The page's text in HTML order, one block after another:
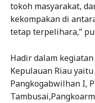
tokoh masyarakat,
kekompakan di
tetap terpelihara,”
Hadir dalam
Kepulauan Riau
⁠Pangkogabwilhan I,